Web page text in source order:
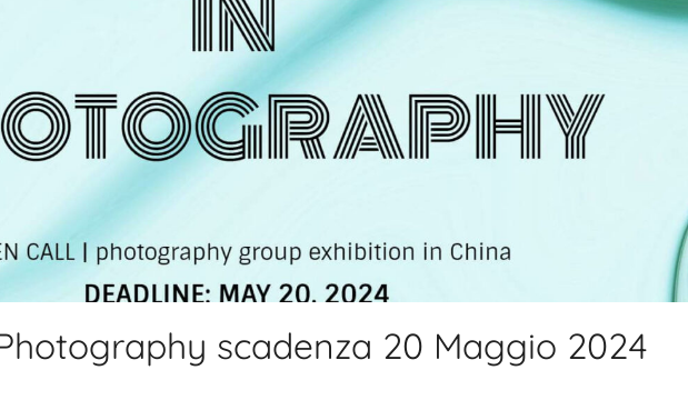
scadenza 20 Maggio 2024